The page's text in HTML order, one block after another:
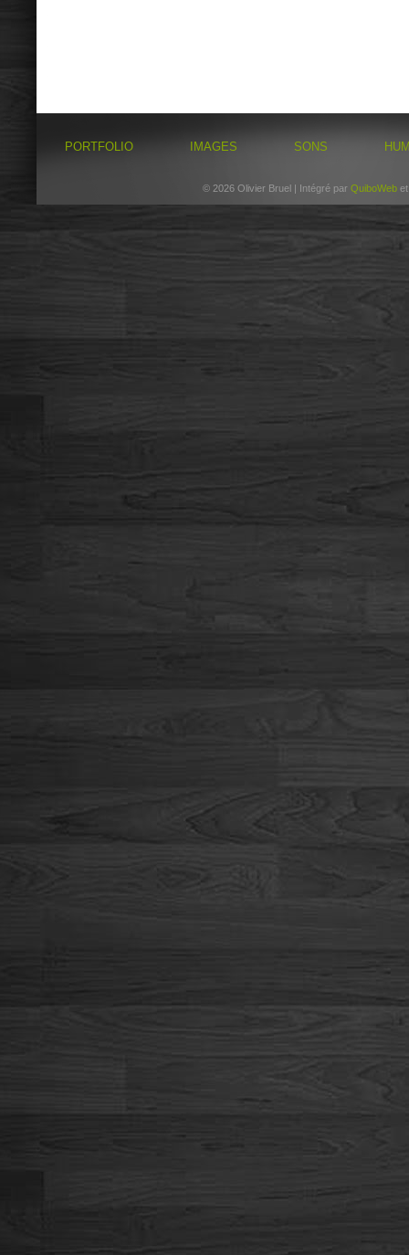
PORTFOLIO IMAGES SONS
© 2026 Olivier Bruel | Intégré par QuiboWeb